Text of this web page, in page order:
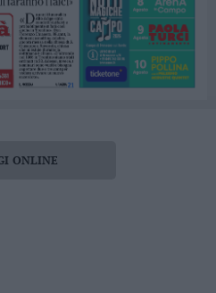
ONLINE